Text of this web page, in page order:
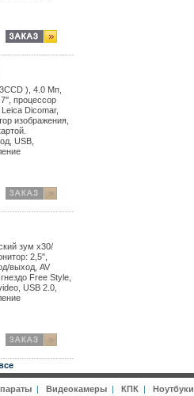
), 4.0 Мп,
процессор
Dicomar,
изображения,
USB,
зум х30/
2,5",
выход, AV
Free Style,
USB 2.0,
| Видеокамеры| КПК | Ноутбуки